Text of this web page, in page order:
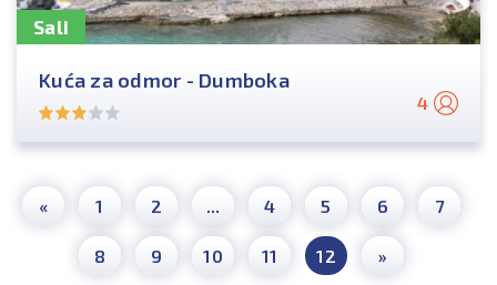
Sali
Kuća za odmor - Dumboka
4
« 1 2 ... 4 5 6 7
8 9 10 11 12 »